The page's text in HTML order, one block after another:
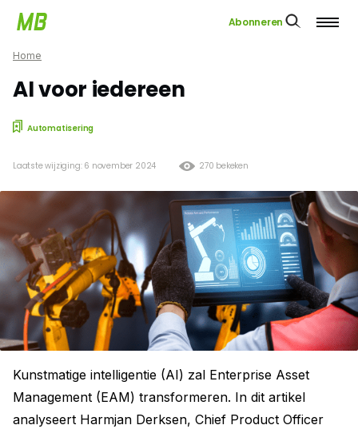
Abonneren
Home
AI voor iedereen
Automatisering
270 bekeken
Laatste wijziging: 6 november 2024
Kunstmatige intelligentie (AI) zal Enterprise Asset
Management (EAM) transformeren. In dit artikel
analyseert Harmjan Derksen, Chief Product Officer